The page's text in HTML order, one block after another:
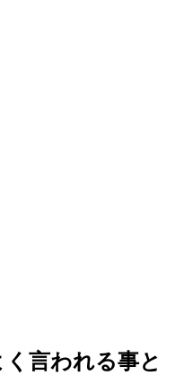
言われる事と